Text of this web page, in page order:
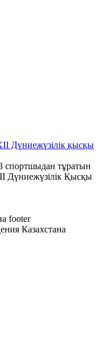
Дүниежүзілік қысқы
спортшыдан тұратын
Дүниежүзілік Қысқы
Казахстана